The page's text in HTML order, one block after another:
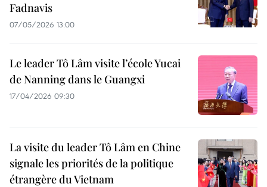
Fadnavis
07/05/2026 13:00
Le leader Tô Lâm visite l’école Yucai
de Nanning dans le Guangxi
17/04/2026 09:30
La visite du leader Tô Lâm en Chine
signale les priorités de la politique
étrangère du Vietnam